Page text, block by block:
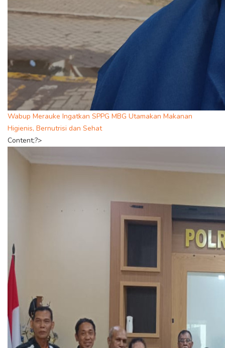
Wabup Merauke Ingatkan SPPG MBG Utamakan Makanan
Higienis, Bernutrisi dan Sehat
Content;?>